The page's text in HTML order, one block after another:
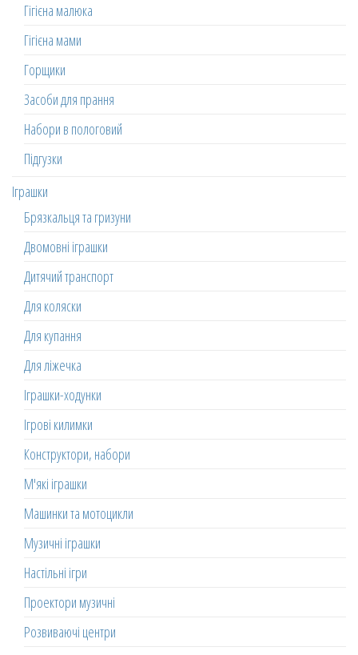
Гігієна малюка
Гігієна мами
Горщики
Засоби для прання
Набори в пологовий
Підгузки
Іграшки
Брязкальця та гризуни
Двомовні іграшки
Дитячий транспорт
Для коляски
Для купання
Для ліжечка
Іграшки-ходунки
Ігрові килимки
Конструктори, набори
М'які іграшки
Машинки та мотоцикли
Музичні іграшки
Настільні ігри
Проектори музичні
Розвиваючі центри